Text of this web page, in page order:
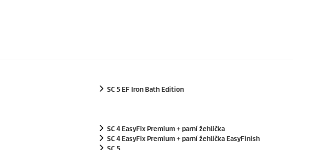
SC 5 EF Iron Bath Edition
SC 4 EasyFix Premium + parní žehlička
SC 4 EasyFix Premium + parní žehlička EasyFinish